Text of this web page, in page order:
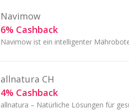
Navimow
6% Cashback
allnatura CH
4% Cashback